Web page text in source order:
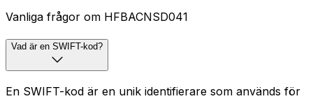
Vanliga frågor om HFBACNSD041
Vad är en SWIFT-kod?
En SWIFT-kod är en unik identifierare som används för